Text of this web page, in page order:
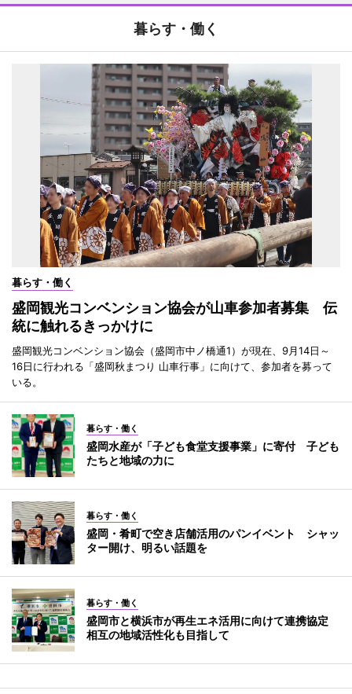
暮らす・働く
暮らす・働く
盛岡観光コンベンション協会が山車参加者募集 伝
統に触れるきっかけに
盛岡観光コンベンション協会（盛岡市中ノ橋通1）が現在、9月14日～
16日に行われる「盛岡秋まつり 山車行事」に向けて、参加者を募って
いる。
暮らす・働く
盛岡水産が「子ども食堂支援事業」に寄付 子ども
たちと地域の力に
暮らす・働く
盛岡・肴町で空き店舗活用のパンイベント シャッ
ター開け、明るい話題を
暮らす・働く
盛岡市と横浜市が再生エネ活用に向けて連携協定
相互の地域活性化も目指して